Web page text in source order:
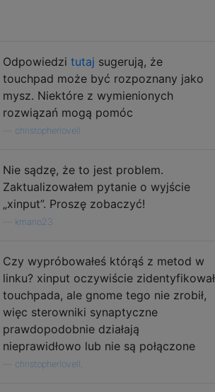
Odpowiedzi tutaj sugerują, że
touchpad może być rozpoznany jako
mysz. Niektóre z wymienionych
rozwiązań mogą pomóc
christopherlovell
Nie sądzę, że to jest problem.
Zaktualizowałem pytanie o wyjście
„xinput”. Proszę zobaczyć!
kmario23
Czy wypróbowałeś którąś z metod w
linku? xinput oczywiście zidentyfikował
touchpada, ale gnome tego nie zrobił,
więc sterowniki synaptyczne
prawdopodobnie działają
nieprawidłowo lub nie są połączone
christopherlovell,